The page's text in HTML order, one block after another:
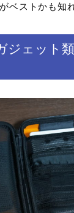
ベストかも知
ジェット